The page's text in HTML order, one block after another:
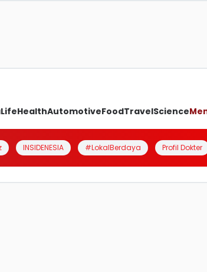
LifeHealthAutomotiveFoodTravelScience
INSIDENESIA #LokalBerdaya Profil Dokter